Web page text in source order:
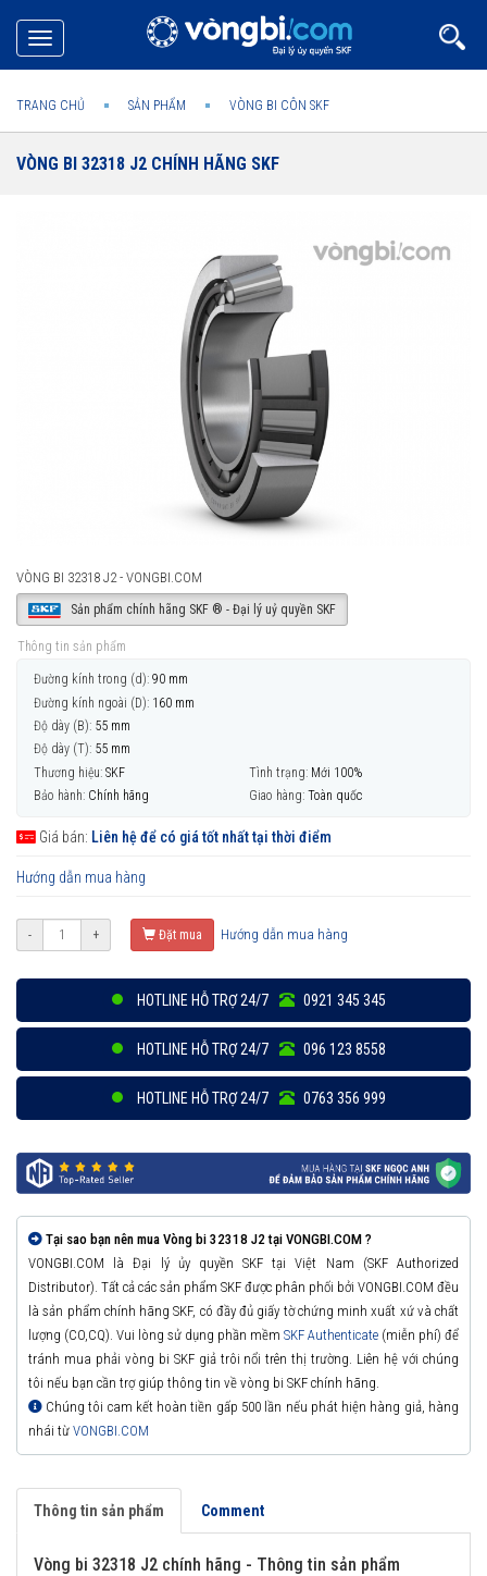
Toggle
navigation
TRANG CHỦ SẢN PHẨM VÒNG BI CÔN SKF
VÒNG BI 32318 J2 CHÍNH HÃNG SKF
VÒNG BI 32318 J2 - VONGBI.COM
Sản phẩm chính hãng SKF ® - Đại lý uỷ quyền SKF
Thông tin sản phẩm
Đường kính trong (d): 90 mm
Đường kính ngoài (D): 160 mm
Độ dày (B): 55 mm
Độ dày (T): 55 mm
Thương hiệu: SKF Tình trạng: Mới 100%
Bảo hành: Chính hãng Giao hàng: Toàn quốc
Giá bán: Liên hệ để có giá tốt nhất tại thời điểm
Hướng dẫn mua hàng
- + Đặt mua Hướng dẫn mua hàng
HOTLINE HỖ TRỢ 24/7 0921 345 345
HOTLINE HỖ TRỢ 24/7 096 123 8558
HOTLINE HỖ TRỢ 24/7 0763 356 999
Tại sao bạn nên mua Vòng bi 32318 J2 tại VONGBI.COM ?
VONGBI.COM là Đại lý ủy quyền SKF tại Việt Nam (SKF Authorized
Distributor). Tất cả các sản phẩm SKF được phân phối bởi VONGBI.COM đều
là sản phẩm chính hãng SKF, có đầy đủ giấy tờ chứng minh xuất xứ và chất
lượng (CO,CQ). Vui lòng sử dụng phần mềm SKF Authenticate (miễn phí) để
tránh mua phải vòng bi SKF giả trôi nổi trên thị trường. Liên hệ với chúng
tôi nếu bạn cần trợ giúp thông tin về vòng bi SKF chính hãng.
Chúng tôi cam kết hoàn tiền gấp 500 lần nếu phát hiện hàng giả, hàng
nhái từ VONGBI.COM
Thông tin sản phẩm Comment
Vòng bi 32318 J2 chính hãng - Thông tin sản phẩm